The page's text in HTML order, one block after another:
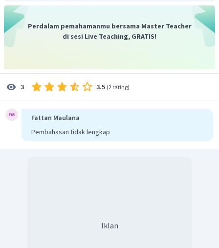
molekul kecil melalui reaksi yang melibatkan gugus fungsi,
dengan atau tanpa diikuti lepasnya molekul kecil.
Perdalam pemahamanmu bersama Master Teacher
di sesi Live Teaching, GRATIS!
3 3.5 (2 rating)
Fattan Maulana
Pembahasan tidak lengkap
Iklan